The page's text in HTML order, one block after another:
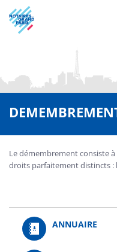
Aller
au
contenu
Le démembrement consiste
droits parfaitement distincts :
ANNUAIRE